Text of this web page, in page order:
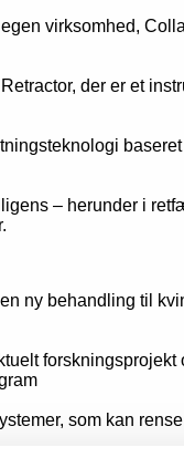
virksomhed,
der er et
– herunder i
ny behandling til
som kan